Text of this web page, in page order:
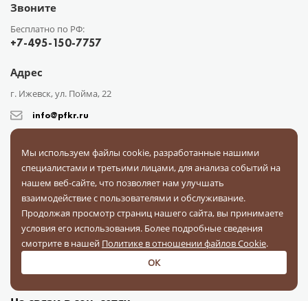
Звоните
Бесплатно по РФ:
+7-495-150-7757
Адрес
г. Ижевск, ул. Пойма, 22
info@pfkr.ru
Каталог О компании Сотрудничество Доставка
Оплата
Поставщикам
Блог Контакты Отзывы
Вопрос-ответ
Документы
Мы используем файлы cookie, разработанные нашими
специалистами и третьими лицами, для анализа событий на
нашем веб-сайте, что позволяет нам улучшать
взаимодействие с пользователями и обслуживание.
Продолжая просмотр страниц нашего сайта, вы принимаете
условия его использования. Более подробные сведения
смотрите в нашей Политике в отношении файлов Cookie.
ОК